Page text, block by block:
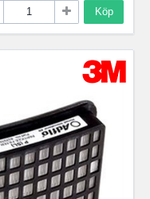
Köp